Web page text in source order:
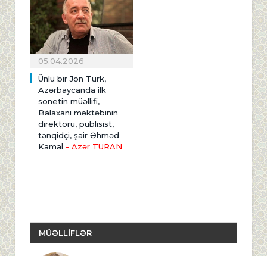
05.04.2026
Ünlü bir Jön Türk,
Azərbaycanda ilk
sonetin müəllifi,
Balaxanı məktəbinin
direktoru, publisist,
tənqidçi, şair Əhməd
Kamal - Azər TURAN
MÜƏLLİFLƏR